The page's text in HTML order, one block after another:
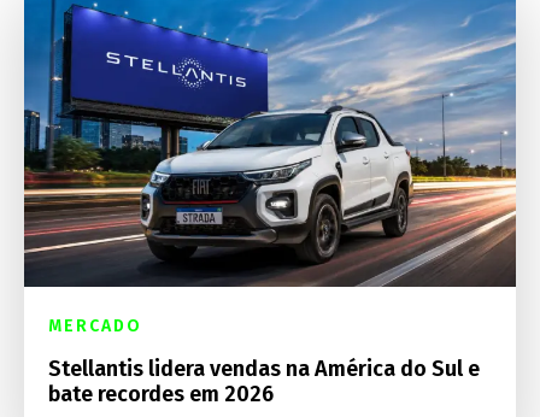
MERCADO
Stellantis lidera vendas na América do Sul e
bate recordes em 2026